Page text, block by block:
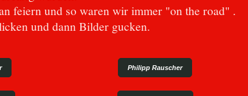
feiern und so waren wir immer "on the road" .
und dann Bilder gucken.
Philipp Rauscher